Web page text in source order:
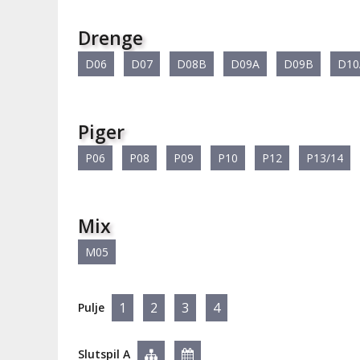
Drenge
D06 D07 D08B D09A D09B
Piger
P06 P08 P09 P10 P12 P13/14
Mix
M05
Pulje 1 2 3 4
Slutspil A